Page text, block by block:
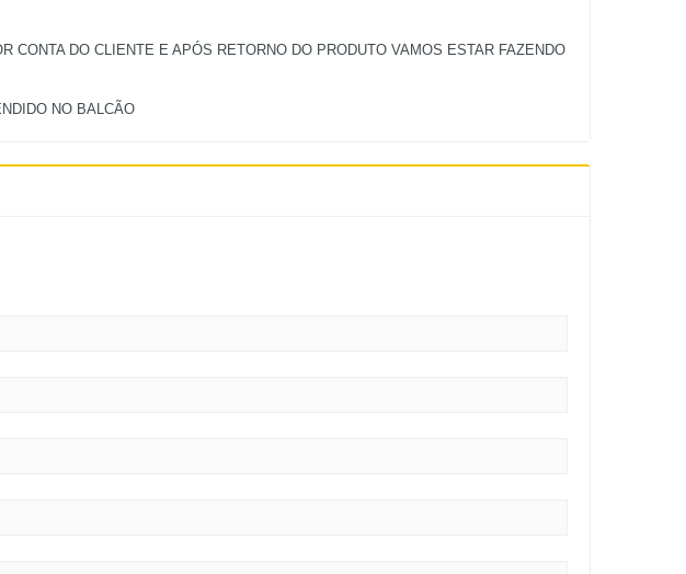
DO CLIENTE E APÓS RETORNO DO PRODUTO VAMOS ESTAR FAZENDO